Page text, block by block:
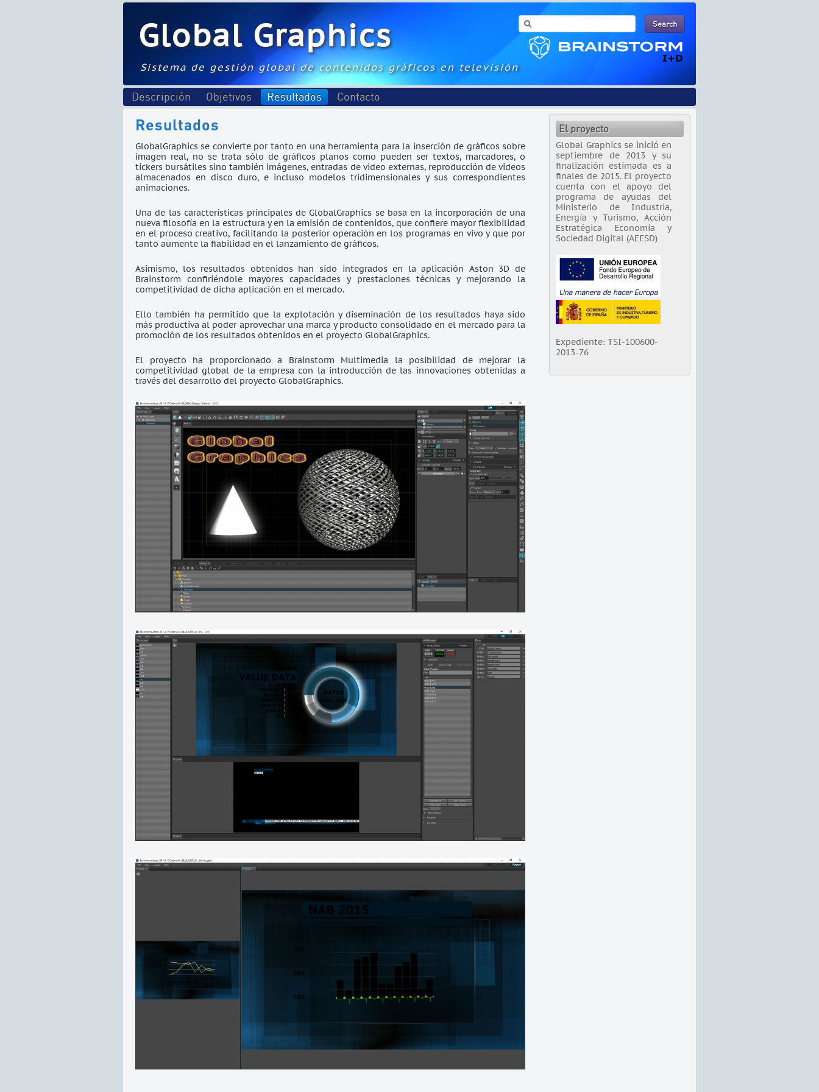
Global Graphics
Sistema de gestión global de contenidos gráficos en televisión
Descripción Objetivos Resultados Contacto
Resultados
GlobalGraphics se convierte por tanto en una herramienta para la inserción de gráficos sobre
imagen real, no se trata sólo de gráficos planos como pueden ser textos, marcadores, o
tickers bursátiles sino también imágenes, entradas de video externas, reproducción de videos
almacenados en disco duro, e incluso modelos tridimensionales y sus correspondientes
animaciones.
Una de las características principales de GlobalGraphics se basa en la incorporación de una
nueva filosofía en la estructura y en la emisión de contenidos, que confiere mayor flexibilidad
en el proceso creativo, facilitando la posterior operación en los programas en vivo y que por
tanto aumente la fiabilidad en el lanzamiento de gráficos.
Asimismo, los resultados obtenidos han sido integrados en la aplicación Aston 3D de
Brainstorm confiriéndole mayores capacidades y prestaciones técnicas y mejorando la
competitividad de dicha aplicación en el mercado.
Ello también ha permitido que la explotación y diseminación de los resultados haya sido
más productiva al poder aprovechar una marca y producto consolidado en el mercado para la
promoción de los resultados obtenidos en el proyecto GlobalGraphics.
El proyecto ha proporcionado a Brainstorm Multimedia la posibilidad de mejorar la
competitividad global de la empresa con la introducción de las innovaciones obtenidas a
través del desarrollo del proyecto GlobalGraphics.
El proyecto
Global Graphics se inició en
septiembre de 2013 y su
finalización estimada es a
finales de 2015. El proyecto
cuenta con el apoyo del
programa de ayudas del
Ministerio de Industria,
Energía y Turismo, Acción
Estratégica Economía y
Sociedad Digital (AEESD)
Expediente: TSI-100600-
2013-76